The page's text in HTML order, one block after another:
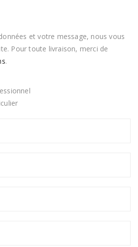
et votre message, nous vous
Pour toute livraison, merci de
.